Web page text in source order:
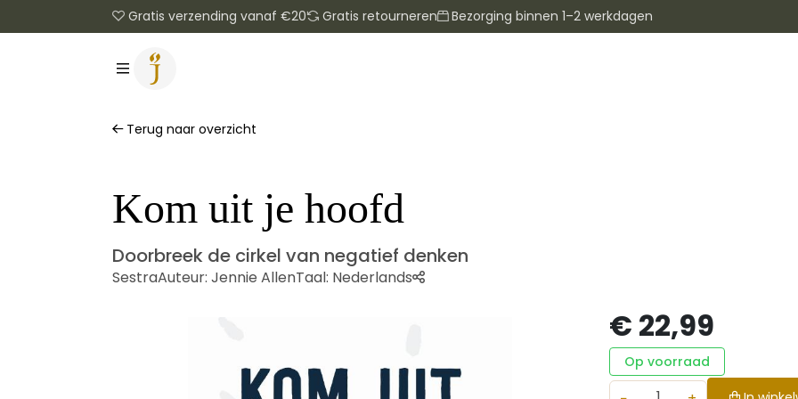
Gratis verzending vanaf €20 Gratis retourneren Bezorging binnen 1–2 werkdagen
Terug naar overzicht
Kom uit je hoofd
Doorbreek de cirkel van negatief denken
SestraAuteur: Jennie AllenTaal: Nederlands
€ 22,99
Op voorraad